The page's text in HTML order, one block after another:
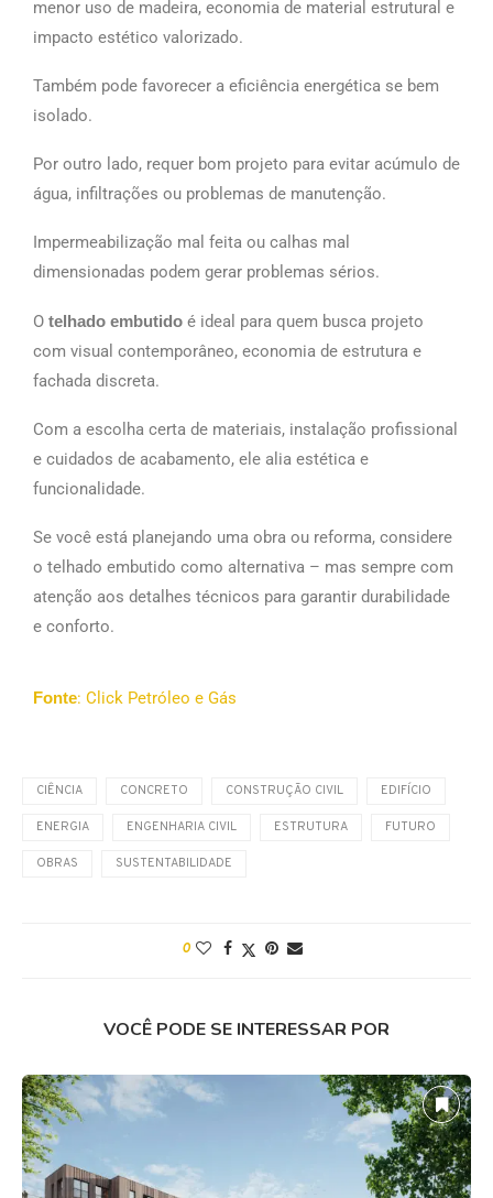
menor uso de madeira, economia de material estrutural e
impacto estético valorizado.
Também pode favorecer a eficiência energética se bem
isolado.
Por outro lado, requer bom projeto para evitar acúmulo de
água, infiltrações ou problemas de manutenção.
Impermeabilização mal feita ou calhas mal
dimensionadas podem gerar problemas sérios.
O telhado embutido é ideal para quem busca projeto
com visual contemporâneo, economia de estrutura e
fachada discreta.
Com a escolha certa de materiais, instalação profissional
e cuidados de acabamento, ele alia estética e
funcionalidade.
Se você está planejando uma obra ou reforma, considere
o telhado embutido como alternativa – mas sempre com
atenção aos detalhes técnicos para garantir durabilidade
e conforto.
Fonte: Click Petróleo e Gás
CIÊNCIA CONCRETO CONSTRUÇÃO CIVIL EDIFÍCIO
ENERGIA ENGENHARIA CIVIL ESTRUTURA FUTURO
OBRAS SUSTENTABILIDADE
0
VOCÊ PODE SE INTERESSAR POR